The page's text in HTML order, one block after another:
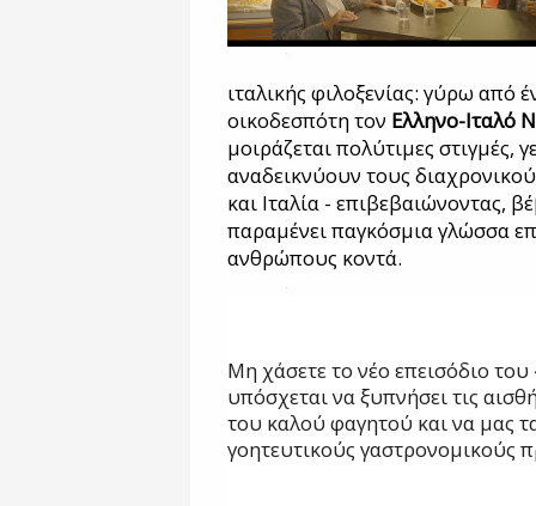
ιταλικής φιλοξενίας: γύρω από
οικοδεσπότη τον Ελληνο-Ιταλό
μοιράζεται πολύτιμες στιγμές,
αναδεικνύουν τους
και Ιταλία - επιβεβαιώνοντας,
παραμένει παγκόσμια γλώσσα
ανθρώπους κοντά.
Μη χάσετε το νέο επεισόδιο του
υπόσχεται να ξυπνήσει τις
του καλού φαγητού και να μας
γοητευτικούς γαστρονομικούς